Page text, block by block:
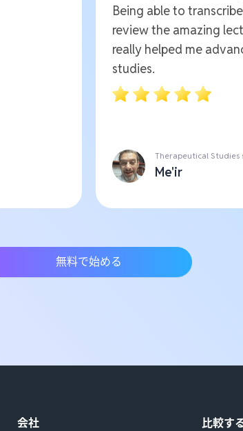
Being able to
review the amazing
really helped me
studies.
Therapeutical Studies
Me'ir
無料で始める
会社 比較す